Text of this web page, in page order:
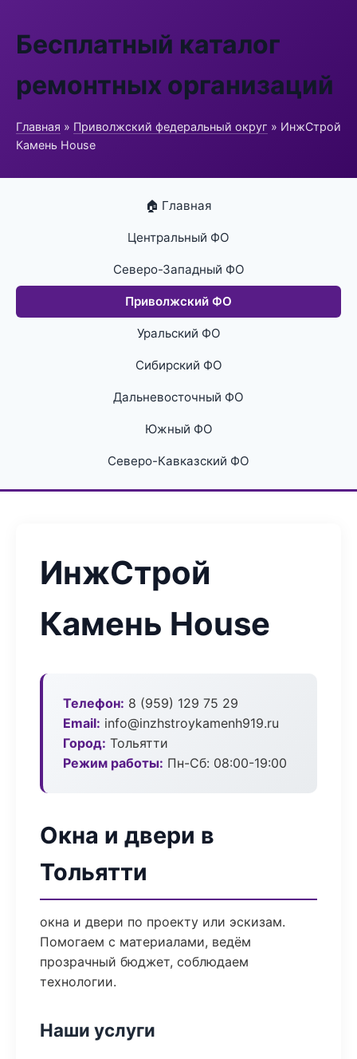
Бесплатный каталог
ремонтных организаций
Главная » Приволжский федеральный округ » ИнжСтрой
Камень House
🏠 Главная
Центральный ФО
Северо-Западный ФО
Приволжский ФО
Уральский ФО
Сибирский ФО
Дальневосточный ФО
Южный ФО
Северо-Кавказский ФО
ИнжСтрой
Камень House
Телефон: 8 (959) 129 75 29
Email: info@inzhstroykamenh919.ru
Город: Тольятти
Режим работы: Пн-Сб: 08:00-19:00
Окна и двери в
Тольятти
окна и двери по проекту или эскизам.
Помогаем с материалами, ведём
прозрачный бюджет, соблюдаем
технологии.
Наши услуги